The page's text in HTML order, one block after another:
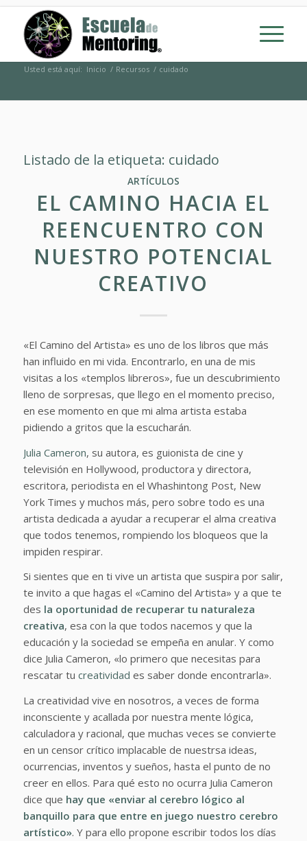
Usted está aquí: Inicio / Recursos / cuidado
Listado de la etiqueta: cuidado
ARTÍCULOS
EL CAMINO HACIA EL
REENCUENTRO CON
NUESTRO POTENCIAL
CREATIVO
«El Camino del Artista» es uno de los libros que más
han influido en mi vida. Encontrarlo, en una de mis
visitas a los «templos libreros», fue un descubrimiento
lleno de sorpresas, que llego en el momento preciso,
en ese momento en que mi alma artista estaba
pidiendo a gritos que la escucharán.
Julia Cameron, su autora, es guionista de cine y
televisión en Hollywood, productora y directora,
escritora, periodista en el Whashintong Post, New
York Times y muchos más, pero sobre todo es una
artista dedicada a ayudar a recuperar el alma creativa
que todos tenemos, rompiendo los bloqueos que la
impiden respirar.
Si sientes que en ti vive un artista que suspira por salir,
te invito a que hagas el «Camino del Artista» y a que te
des la oportunidad de recuperar tu naturaleza
creativa, esa con la que todos nacemos y que la
educación y la sociedad se empeña en anular. Y como
dice Julia Cameron, «lo primero que necesitas para
rescatar tu creatividad es saber donde encontrarla».
La creatividad vive en nosotros, a veces de forma
inconsciente y acallada por nuestra mente lógica,
calculadora y racional, que muchas veces se convierte
en un censor crítico implacable de nuestrsa ideas,
ocurrencias, inventos y sueños, hasta el punto de no
creer en ellos. Para qué esto no ocurra Julia Cameron
dice que hay que «enviar al cerebro lógico al
banquillo para que entre en juego nuestro cerebro
artístico». Y para ello propone escribir todos los días